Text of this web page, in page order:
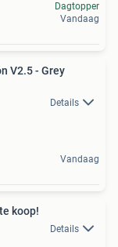
Dagtopper
Vandaag
V2.5 - Grey
Details
Vandaag
koop!
Details